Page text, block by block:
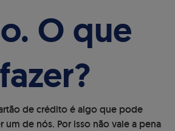
O que
de crédito é algo que pode
um de nós. Por isso não vale a pena